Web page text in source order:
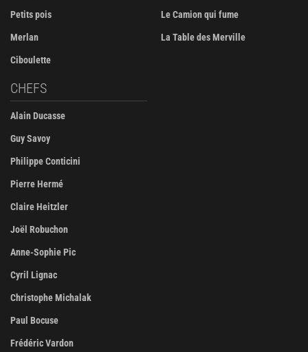
Petits pois
Merlan
Ciboulette
Le Camion qui fume
La Table des Merville
CHEFS
Alain Ducasse
Guy Savoy
Philippe Conticini
Pierre Hermé
Claire Heitzler
Joël Robuchon
Anne-Sophie Pic
Cyril Lignac
Christophe Michalak
Paul Bocuse
Frédéric Vardon